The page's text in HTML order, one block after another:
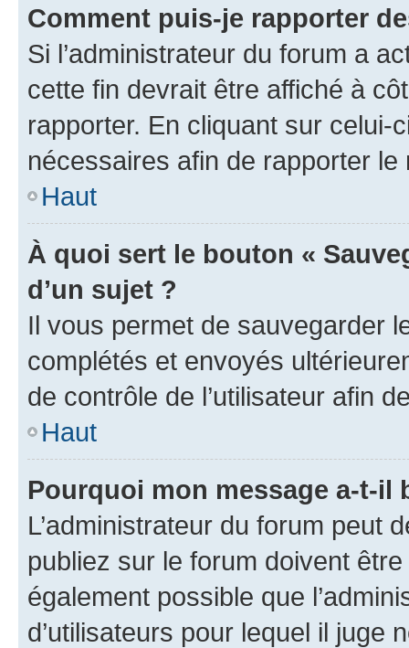
Comment puis-je rapporter
Si l’administrateur du forum a
cette fin devrait être affiché à
rapporter. En cliquant sur
nécessaires afin de rapporter le
Haut
À quoi sert le bouton «
d’un sujet ?
Il vous permet de sauvegarder
complétés et envoyés
de contrôle de l’utilisateur afin
Haut
Pourquoi mon message a-t-il
L’administrateur du forum peut
publiez sur le forum doivent
également possible que
d’utilisateurs pour lequel il juge